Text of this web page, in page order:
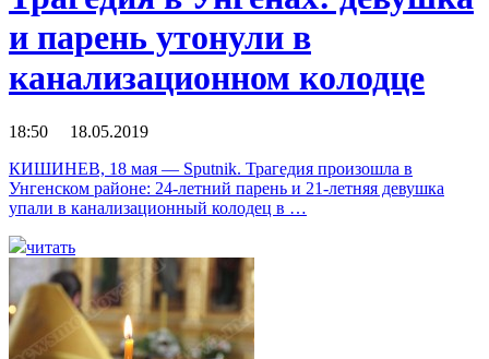
и парень утонули в
канализационном колодце
18:50 18.05.2019
КИШИНЕВ, 18 мая — Sputnik. Трагедия произошла в
Унгенском районе: 24-летний парень и 21-летняя девушка
упали в канализационный колодец в …
читать